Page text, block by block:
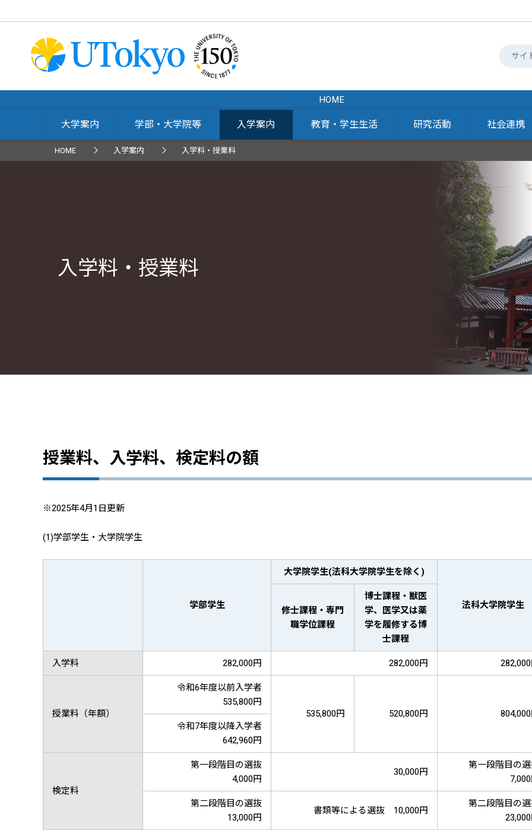
HOME
大学案内 学部・大学院等 入学案内 教育・学生生活 研究活動 社会連携
HOME 入学案内 入学料・授業料
入学料・授業料
授業料、入学料、検定料の額
※2025年4月1日更新
(1)学部学生・大学院学生
学部学生
大学院学生(法科大学院学生を除く)
法科大学院学生
修士課程・専門
職学位課程
博士課程・獣医
学、医学又は薬
学を履修する博
士課程
入学料 282,000円 282,000円
授業料（年額）
令和6年度以前入学者
535,800円
535,800円
520,800円
令和7年度以降入学者
642,960円
検定料
第一段階目の選抜
4,000円
30,000円
第一段階目の
第二段階目の選抜
13,000円
書類等による選抜 10,000円
第二段階目の